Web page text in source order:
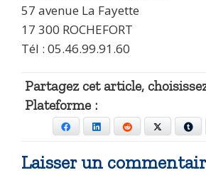
57 avenue La Fayette
17 300 ROCHEFORT
Tél : 05.46.99.91.60
Partagez cet article,
Plateforme :
Facebook LinkedIn Reddit
Laisser un